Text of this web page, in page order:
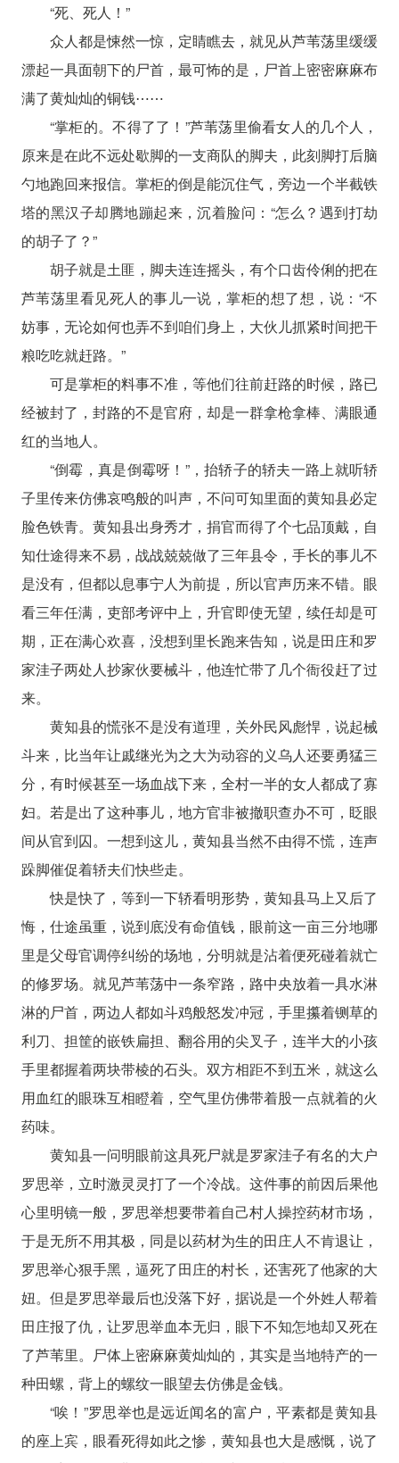
“死、死人！”
众人都是悚然一惊，定睛瞧去，就见从芦苇荡里缓缓
漂起一具面朝下的尸首，最可怖的是，尸首上密密麻麻布
满了黄灿灿的铜钱⋯⋯
“掌柜的。不得了了！”芦苇荡里偷看女人的几个人，
原来是在此不远处歇脚的一支商队的脚夫，此刻脚打后脑
勺地跑回来报信。掌柜的倒是能沉住气，旁边一个半截铁
塔的黑汉子却腾地蹦起来，沉着脸问：“怎么？遇到打劫
的胡子了？”
胡子就是土匪，脚夫连连摇头，有个口齿伶俐的把在
芦苇荡里看见死人的事儿一说，掌柜的想了想，说：“不
妨事，无论如何也弄不到咱们身上，大伙儿抓紧时间把干
粮吃吃就赶路。”
可是掌柜的料事不准，等他们往前赶路的时候，路已
经被封了，封路的不是官府，却是一群拿枪拿棒、满眼通
红的当地人。
“倒霉，真是倒霉呀！”，抬轿子的轿夫一路上就听轿
子里传来仿佛哀鸣般的叫声，不问可知里面的黄知县必定
脸色铁青。黄知县出身秀才，捐官而得了个七品顶戴，自
知仕途得来不易，战战兢兢做了三年县令，手长的事儿不
是没有，但都以息事宁人为前提，所以官声历来不错。眼
看三年任满，吏部考评中上，升官即使无望，续任却是可
期，正在满心欢喜，没想到里长跑来告知，说是田庄和罗
家洼子两处人抄家伙要械斗，他连忙带了几个衙役赶了过
来。
黄知县的慌张不是没有道理，关外民风彪悍，说起械
斗来，比当年让戚继光为之大为动容的义乌人还要勇猛三
分，有时候甚至一场血战下来，全村一半的女人都成了寡
妇。若是出了这种事儿，地方官非被撤职查办不可，眨眼
间从官到囚。一想到这儿，黄知县当然不由得不慌，连声
跺脚催促着轿夫们快些走。
快是快了，等到一下轿看明形势，黄知县马上又后了
悔，仕途虽重，说到底没有命值钱，眼前这一亩三分地哪
里是父母官调停纠纷的场地，分明就是沾着便死碰着就亡
的修罗场。就见芦苇荡中一条窄路，路中央放着一具水淋
淋的尸首，两边人都如斗鸡般怒发冲冠，手里攥着铡草的
利刀、担筐的嵌铁扁担、翻谷用的尖叉子，连半大的小孩
手里都握着两块带棱的石头。双方相距不到五米，就这么
用血红的眼珠互相瞪着，空气里仿佛带着股一点就着的火
药味。
黄知县一问明眼前这具死尸就是罗家洼子有名的大户
罗思举，立时激灵灵打了一个冷战。这件事的前因后果他
心里明镜一般，罗思举想要带着自己村人操控药材市场，
于是无所不用其极，同是以药材为生的田庄人不肯退让，
罗思举心狠手黑，逼死了田庄的村长，还害死了他家的大
妞。但是罗思举最后也没落下好，据说是一个外姓人帮着
田庄报了仇，让罗思举血本无归，眼下不知怎地却又死在
了芦苇里。尸体上密麻麻黄灿灿的，其实是当地特产的一
种田螺，背上的螺纹一眼望去仿佛是金钱。
“唉！”罗思举也是远近闻名的富户，平素都是黄知县
的座上宾，眼看死得如此之惨，黄知县也大是感慨，说了